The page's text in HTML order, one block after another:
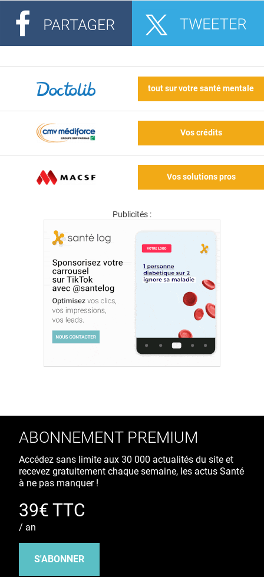
tout sur votre santé mentale
Vos crédits
Vos solutions pros
Publicités :
ABONNEMENT PREMIUM
Accédez sans limite aux 30 000 actualités du site et
recevez gratuitement chaque semaine, les actus Santé
à ne pas manquer !
39€ TTC
/ an
S'ABONNER